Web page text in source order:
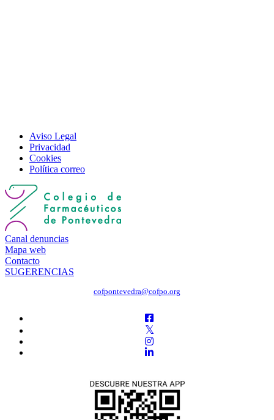
Aviso Legal
Privacidad
Cookies
Política correo
Canal denuncias
Mapa web
Contacto
SUGERENCIAS
cofpontevedra@cofpo.org